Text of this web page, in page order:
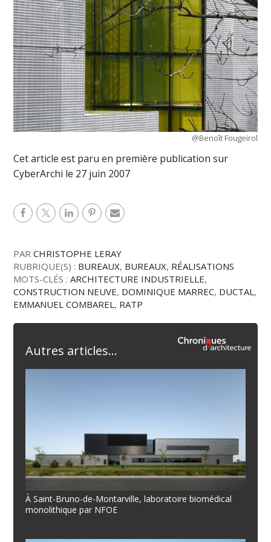
@Benoît Fougeirol
Cet article est paru en première publication sur
CyberArchi le 27 juin 2007
PARCHRISTOPHE LERAY
RUBRIQUE(S) : BUREAUX, BUREAUX, RÉALISATIONS
MOTS-CLÉS :ARCHITECTURE INDUSTRIELLE,
CONSTRUCTION NEUVE, DOMINIQUE MARREC, DUCTAL ,
EMMANUEL COMBAREL , RATP
Autres articles...
À Saint-Bruno-de-Montarville, laboratoire biomédical
monolithique par NFOE